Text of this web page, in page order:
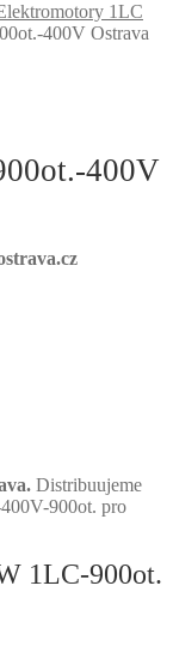
1LC
400V Ostrava
400V
Distribuujeme
900ot. pro
1LC-900ot.